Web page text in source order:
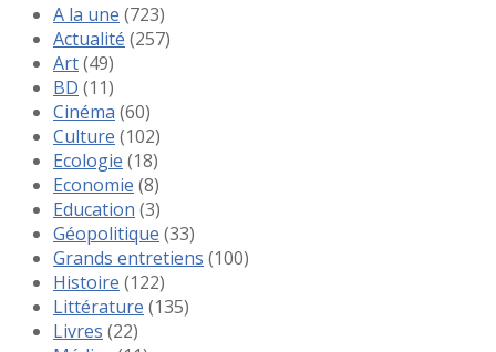
A la une (723)
Actualité (257)
Art(49)
BD (11)
Cinéma (60)
Culture (102)
Ecologie (18)
Economie (8)
Education (3)
Géopolitique (33)
Grands entretiens (100)
Histoire (122)
Littérature (135)
Livres (22)